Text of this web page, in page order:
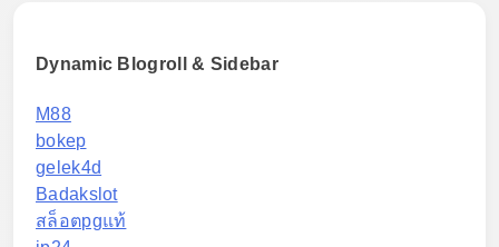
Dynamic Blogroll & Sidebar
M88
bokep
gelek4d
Badakslot
สล็อตpgแท้